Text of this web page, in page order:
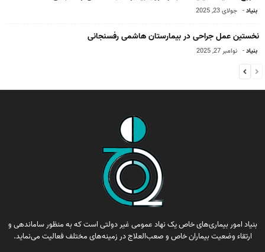
بنیاد- جولای 23, 2025
نخستین عمل جراحی در بیمارستان هاشمی رفسنجانی
بنیاد- نوامبر 27, 2025
بنیاد امور بیماری‌های خاص یک نهاد عمومی غیر دولتی است که به منظور ساماندهی و
ارتقاء وضعیت بیماران خاص و صعب‌العلاج در زمینه‌های مختلف فعالیت می‌نماید.